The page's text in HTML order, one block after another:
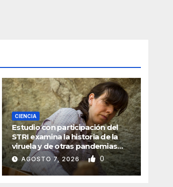
CIENCIA
Estudio con participación del
STRI examina la historia de la
viruela y de otras pandemias
traídas a América
AGOSTO 7, 2026 0